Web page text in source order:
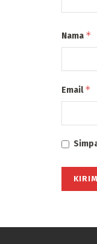
Nama *
Email*